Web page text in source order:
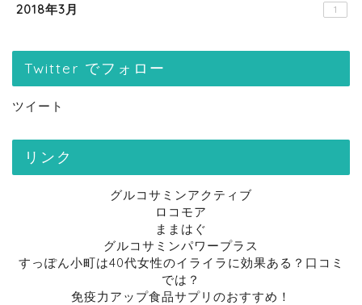
2018年3月 1
Twitter でフォロー
ツイート
リンク
グルコサミンアクティブ
ロコモア
ままはぐ
グルコサミンパワープラス
すっぽん小町は40代女性のイライラに効果ある？口コミ
では？
免疫力アップ食品サプリのおすすめ！